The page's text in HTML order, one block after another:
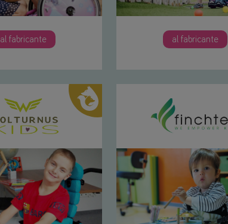
al fabricante al fabricante